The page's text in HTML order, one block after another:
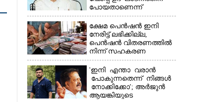
പോയതാണെന്ന്
വിചാരിച്ചു, 400 കോടിയുടെ
പ്രോജക്ടാണ് അത്'
ക്ഷേമ പെൻഷൻ ഇനി
നേരിട്ട് ലഭിക്കില്ല,​
പെൻഷൻ വിതരണത്തിൽ
നിന്ന് സഹകരണ
ബാങ്കുകളെ ഒഴിവാക്കി
'ഇനി എന്താ വരാൻ
പോകുന്നതെന്ന് നിങ്ങൾ
നോക്കിക്കോ'; അർജുൻ
ആയങ്കിയുടെ